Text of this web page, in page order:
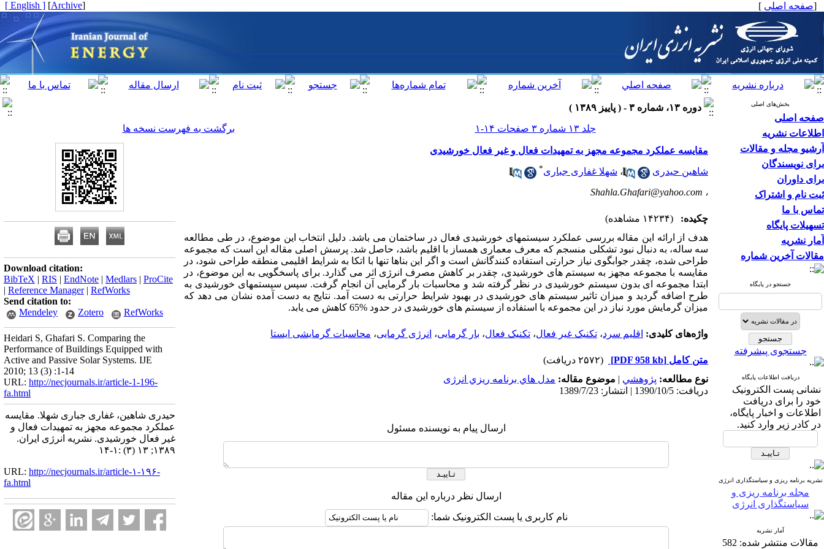
[صفحه اصلی ]
[
Archive
]
[ English ]
بخش‌های اصلی
صفحه اصلی
اطلاعات نشریه
آرشیو مجله و مقالات
برای نویسندگان
برای داوران
ثبت نام و اشتراک
تماس با ما
تسهیلات پایگاه
آمار نشریه
مقالات آخرین شماره
جستجو در پایگاه
جستجوی پیشرفته
دریافت اطلاعات پایگاه
نشانی پست الکترونیک
خود را برای دریافت
اطلاعات و اخبار پایگاه،
در کادر زیر وارد کنید.
نشریه برنامه ریزی و سیاستگذاری انرژی
مجله برنامه ریزی و
سیاستگذاری انرژی
آمار نشریه
مقالات منتشر شده: 582
دوره ۱۳، شماره ۳ - ( پاییز ۱۳۸۹ )
جلد ۱۳ شماره ۳ صفحات ۱۴-۱
برگشت به فهرست نسخه ها
مقایسه عملکرد مجموعه مجهز به تمهیدات فعال و غیر فعال خورشیدی
شاهین حیدری ، شهلا غفاری جباری*
، Shahla.Ghafari@yahoo.com
چکیده:
(۱۴۲۳۴ مشاهده)
هدف از ارائه این مقاله بررسی عملکرد سیستمهای خورشیدی فعال در ساختمان می باشد. دلیل انتخاب این موضوع، در طی مطالعه
سه ساله، به دنبال نبود تشکلی منسجم که معرف معماری همساز با اقلیم باشد، حاصل شد. پرسش اصلی مقاله این است که مجموعه
طراحی شده، چقدر جوابگوی نیاز حرارتی استفاده کنندگانش است و اگر این بناها تنها با اتکا به شرایط اقلیمی منطقه طراحی شود، در
مقایسه با مجموعه مجهز به سیستم های خورشیدی، چقدر بر کاهش مصرف انرژی اثر می گذارد. برای پاسخگویی به این موضوع، در
ابتدا مجموعه ای بدون سیستم خورشیدی در نظر گرفته شد و محاسبات بار گرمایی آن انجام گرفت. سپس سیستمهای خورشیدی به
طرح اضافه گردید و میزان تاثیر سیستم های خورشیدی در بهبود شرایط حرارتی به دست آمد. نتایج به دست آمده نشان می دهد که
میزان گرمایش مورد نیاز در این مجموعه با استفاده از سیستم های خورشیدی در حدود %65 کاهش می یابد.
واژه‌های کلیدی: اقلیم سرد، تکنیک غیر فعال، تکنیک فعال، بار گرمایی، انرژی گرمایی، محاسبات گرمایشی ایستا
متن کامل [PDF 958 kb]
(۲۵۷۲ دریافت)
نوع مطالعه: پژوهشي | موضوع مقاله: مدل هاي برنامه ريزي انرژی
دریافت: 1390/10/5 | انتشار: 1389/7/23
ارسال پیام به نویسنده مسئول
ارسال نظر درباره این مقاله
نام کاربری یا پست الکترونیک شما:
Download citation:
BibTeX | RIS | EndNote | Medlars | ProCite
| Reference Manager| RefWorks
Send citation to:
Mendeley
Zotero RefWorks
Heidari S, Ghafari S. Comparing the
Performance of Buildings Equipped with
Active and Passive Solar Systems. IJE
2010; 13 (3) :1-14
URL: http://necjournals.ir/article-1-196-
fa.html
حیدری شاهین، غفاری جباری شهلا. مقایسه
عملکرد مجموعه مجهز به تمهیدات فعال و
غیر فعال خورشیدی. نشریه انرژی ایران.
۱۳۸۹; ۱۳ (۳) :۱-۱۴
URL: http://necjournals.ir/article-۱-۱۹۶-
fa.html